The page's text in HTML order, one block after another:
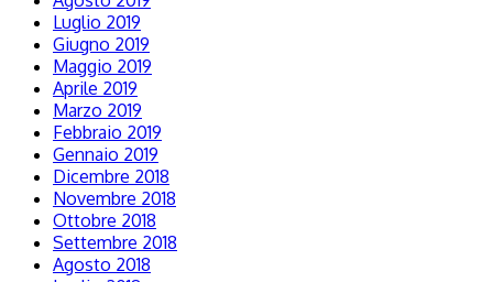
Luglio 2019
Giugno 2019
Maggio 2019
Aprile 2019
Marzo 2019
Febbraio 2019
Gennaio 2019
Dicembre 2018
Novembre 2018
Ottobre 2018
Settembre 2018
Agosto 2018